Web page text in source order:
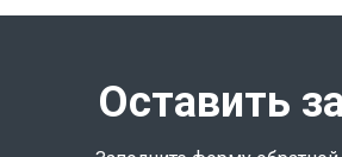
Оставить